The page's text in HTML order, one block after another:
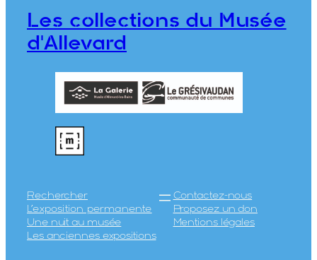
CE2020.1.485
Les collections du Musée
d'Allevard
Rechercher
L’exposition permanente
Une nuit au musée
Les anciennes expositions
Contactez-nous
Proposez un don
Mentions légales